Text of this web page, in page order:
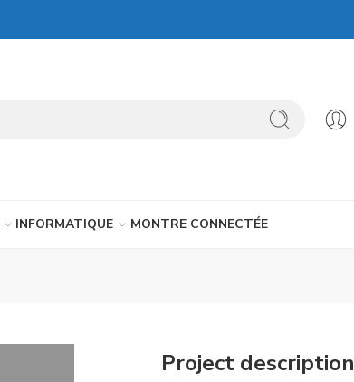
INFORMATIQUE MONTRE CONNECTÉE
Project description